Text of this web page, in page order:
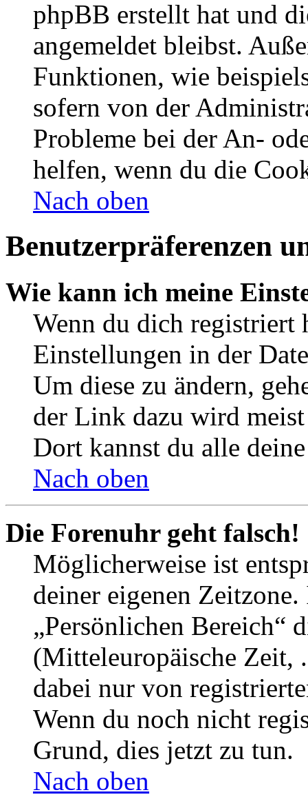
phpBB erstellt hat und
angemeldet bleibst.
Funktionen, wie
sofern von der
Probleme bei der An-
helfen, wenn du die
Nach oben
Benutzerpräferenzen
Wie kann ich meine
Wenn du dich registriert
Einstellungen in der
Um diese zu ändern,
der Link dazu wird
Dort kannst du alle
Nach oben
Die Forenuhr geht falsch!
Möglicherweise ist
deiner eigenen
„Persönlichen Bereich“
(Mitteleuropäische Zeit,
dabei nur von
Wenn du noch nicht
Grund, dies jetzt zu tun.
Nach oben